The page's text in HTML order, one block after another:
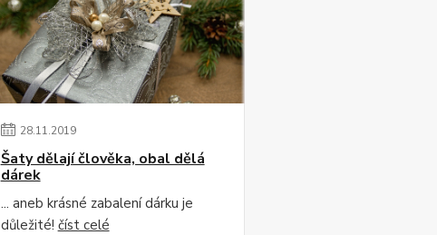
28.11.2019
Šaty dělají člověka, obal dělá
dárek
... aneb krásné zabalení dárku je
důležité! číst celé